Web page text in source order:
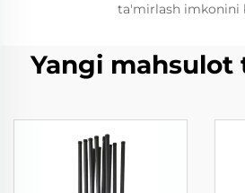
ta'mirlash imkonini
Yangi mahsulot